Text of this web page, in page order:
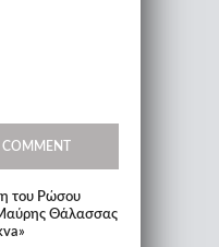
COMMENT
του Ρώσου
Θάλασσας